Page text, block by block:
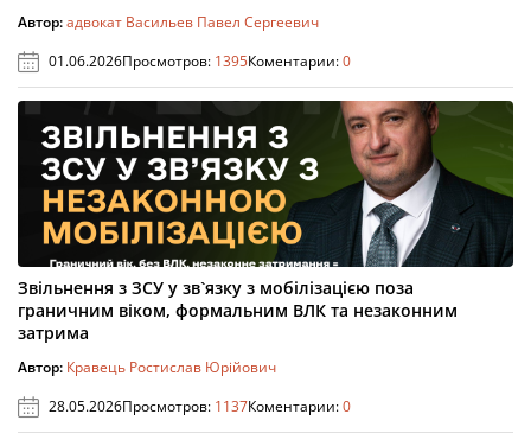
Автор:адвокат Васильев Павел Сергеевич
01.06.2026Просмотров: 1395Коментарии:0
Звільнення з ЗСУ у зв`язку з мобілізацією поза
граничним віком, формальним ВЛК та незаконним
затрима
Автор: Кравець Ростислав Юрійович
28.05.2026Просмотров: 1137Коментарии:0